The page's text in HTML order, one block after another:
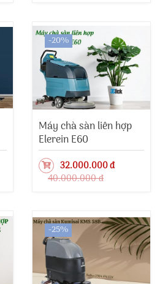
-20%
Máy chà sàn liên hợp
Elerein E60
32.000.000 đ
40.000.000 đ
-25%